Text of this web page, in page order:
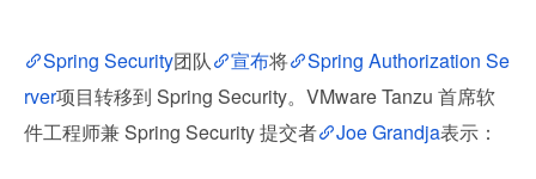
Spring Security团队 宣布将
Spring Authorization Se
rver项目转移到 Spring Security。VMware Tanzu 首席软
件工程师兼 Spring Security 提交者
Joe Grandja表示：